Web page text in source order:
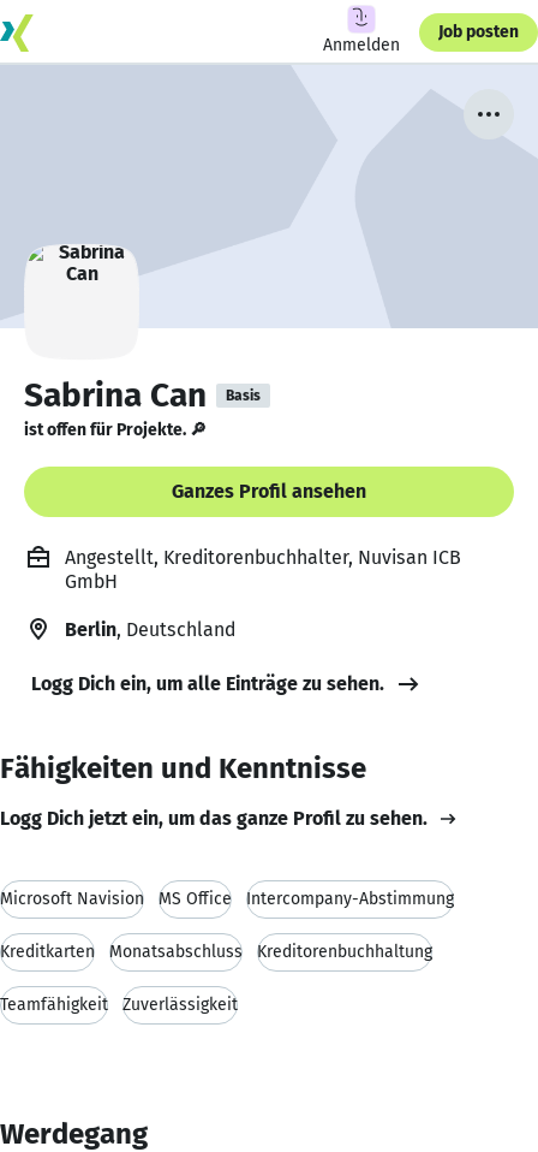
Anmelden
Job posten
Sabrina Can Basis
ist offen für Projekte. 🔎
Ganzes Profil ansehen
Angestellt, Kreditorenbuchhalter, Nuvisan ICB
GmbH
Berlin, Deutschland
Logg Dich ein, um alle Einträge zu sehen.
Fähigkeiten und Kenntnisse
Logg Dich jetzt ein, um das ganze Profil zu sehen.
Microsoft Navision MS Office Intercompany-Abstimmung
Kreditkarten Monatsabschluss Kreditorenbuchhaltung
Teamfähigkeit Zuverlässigkeit
Werdegang